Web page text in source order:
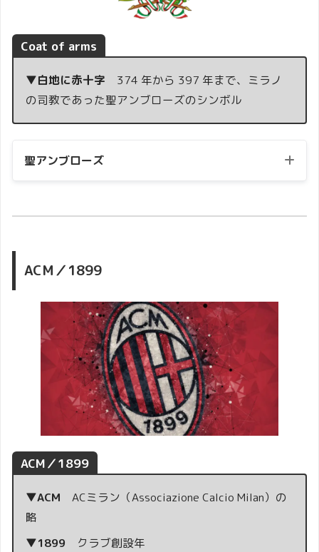
Coat of arms
▼白地に赤十字 374 年から 397 年まで、ミラノ
の司教であった聖アンブローズのシンボル
聖アンブローズ
与えたことでも有名である。
ACM／1899
ACM／1899
▼ACM ACミラン（Associazione Calcio Milan）の
略
▼1899 クラブ創設年